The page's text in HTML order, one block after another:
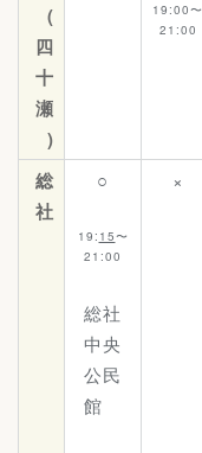
(
四
十
瀬
)
19:00〜
21:00
総
社
○
19: 15〜
21:00
総社
中央
公民
館
×